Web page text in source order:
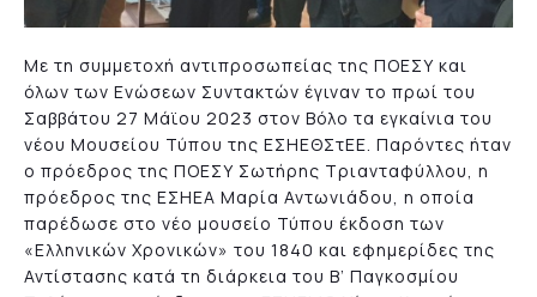
Με τη συμμετοχή αντιπροσωπείας της ΠΟΕΣΥ και
όλων των Ενώσεων Συντακτών έγιναν το πρωί του
Σαββάτου 27 Μάϊου 2023 στον Βόλο τα εγκαίνια του
νέου Μουσείου Τύπου της EΣΗΕΘΣτEΕ. Παρόντες ήταν
ο πρόεδρος της ΠΟΕΣΥ Σωτήρης Τριανταφύλλου, η
πρόεδρος της ΕΣΗΕΑ Μαρία Αντωνιάδου, η οποία
παρέδωσε στο νέο μουσείο Τύπου έκδοση των
«Ελληνικών Χρονικών» του 1840 και εφημερίδες της
Αντίστασης κατά τη διάρκεια του Β’ Παγκοσμίου